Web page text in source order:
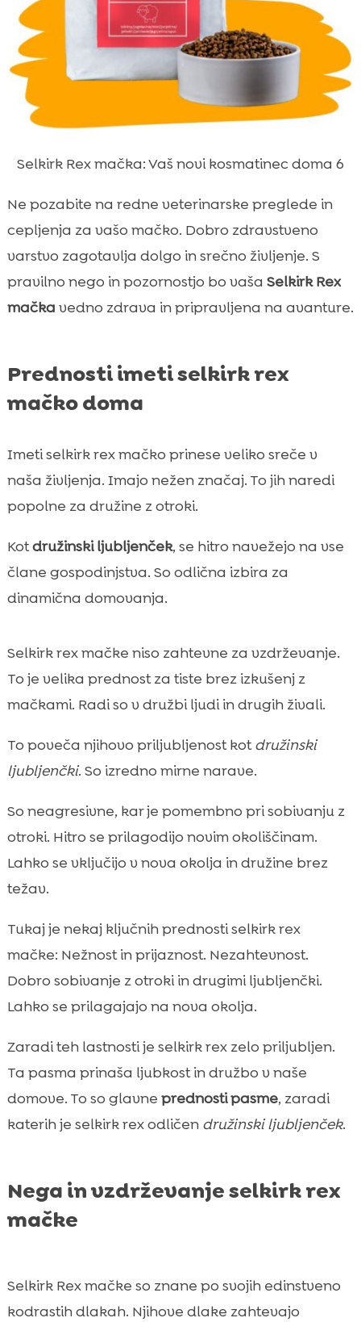
Selkirk Rex mačka: Vaš novi kosmatinec doma 6
Ne pozabite na redne veterinarske preglede in
cepljenja za vašo mačko. Dobro zdravstveno
varstvo zagotavlja dolgo in srečno življenje. S
pravilno nego in pozornostjo bo vaša Selkirk Rex
mačka vedno zdrava in pripravljena na avanture.
Prednosti imeti selkirk rex
mačko doma
Imeti selkirk rex mačko prinese veliko sreče v
naša življenja. Imajo nežen značaj. To jih naredi
popolne za družine z otroki.
Kotdružinski ljubljenček, se hitro navežejo na vse
člane gospodinjstva. So odlična izbira za
dinamična domovanja.
Selkirk rex mačke niso zahtevne za vzdrževanje.
To je velika prednost za tiste brez izkušenj z
mačkami. Radi so v družbi ljudi in drugih živali.
To poveča njihovo priljubljenost kotdružinski
ljubljenčki. So izredno mirne narave.
So neagresivne, kar je pomembno pri sobivanju z
otroki. Hitro se prilagodijo novim okoliščinam.
Lahko se vključijo v nova okolja in družine brez
težav.
Tukaj je nekaj ključnih prednosti selkirk rex
mačke: Nežnost in prijaznost. Nezahtevnost.
Dobro sobivanje z otroki in drugimi ljubljenčki.
Lahko se prilagajajo na nova okolja.
Zaradi teh lastnosti je selkirk rex zelo priljubljen.
Ta pasma prinaša ljubkost in družbo v naše
domove. To so glavne prednosti pasme, zaradi
katerih je selkirk rex odličen družinski ljubljenček.
Nega in vzdrževanje selkirk rex
mačke
Selkirk Rex mačke so znane po svojih edinstveno
kodrastih dlakah. Njihove dlake zahtevajo